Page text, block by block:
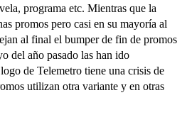
programa etc. Mientras que la
promos pero casi en su mayoría al
al final el bumper de fin de promos
del año pasado las han ido
de Telemetro tiene una crisis de
utilizan otra variante y en otras